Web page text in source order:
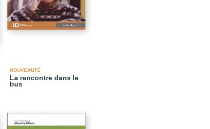
NOUVEAUTÉ
La rencontre dans le
bus